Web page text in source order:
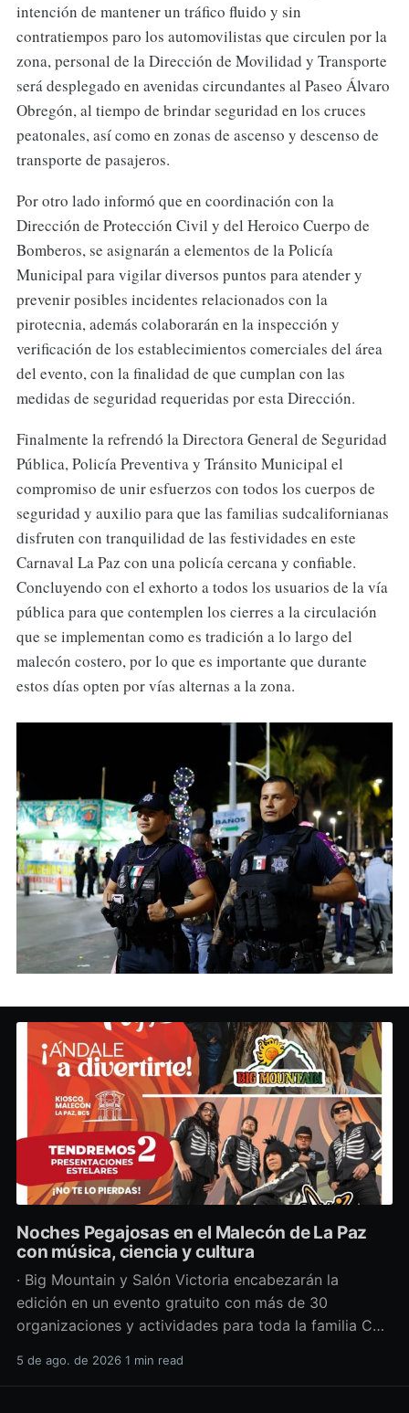
intención de mantener un tráfico fluido y sin
contratiempos paro los automovilistas que circulen por la
zona, personal de la Dirección de Movilidad y Transporte
será desplegado en avenidas circundantes al Paseo Álvaro
Obregón, al tiempo de brindar seguridad en los cruces
peatonales, así como en zonas de ascenso y descenso de
transporte de pasajeros.
Por otro lado informó que en coordinación con la
Dirección de Protección Civil y del Heroico Cuerpo de
Bomberos, se asignarán a elementos de la Policía
Municipal para vigilar diversos puntos para atender y
prevenir posibles incidentes relacionados con la
pirotecnia, además colaborarán en la inspección y
verificación de los establecimientos comerciales del área
del evento, con la finalidad de que cumplan con las
medidas de seguridad requeridas por esta Dirección.
Finalmente la refrendó la Directora General de Seguridad
Pública, Policía Preventiva y Tránsito Municipal el
compromiso de unir esfuerzos con todos los cuerpos de
seguridad y auxilio para que las familias sudcalifornianas
disfruten con tranquilidad de las festividades en este
Carnaval La Paz con una policía cercana y confiable.
Concluyendo con el exhorto a todos los usuarios de la vía
pública para que contemplen los cierres a la circulación
que se implementan como es tradición a lo largo del
malecón costero, por lo que es importante que durante
estos días opten por vías alternas a la zona.
Noches Pegajosas en el Malecón de La Paz
con música, ciencia y cultura
· Big Mountain y Salón Victoria encabezarán la
edición en un evento gratuito con más de 30
organizaciones y actividades para toda la familia Con
divulgación científica y actividades culturales
5 de ago. de 2026 1 min read